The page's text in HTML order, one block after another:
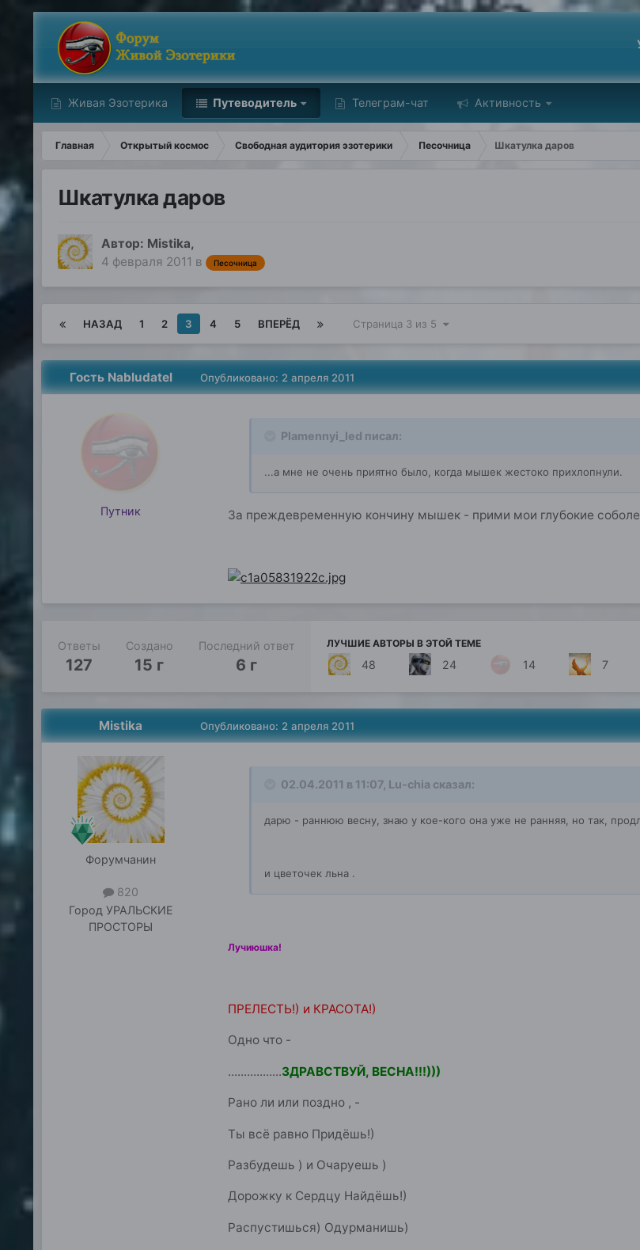
Живая Эзотерика Путеводитель Телеграм-чат Активность
Главная Открытый космос Свободная аудитория эзотерики Песочница Шкатулка даров
Шкатулка даров
Автор: Mistika,
4 февраля 2011 в Песочница
НАЗАД 1 2 3 4 5 ВПЕРЁД Страница 3 из 5
Гость Nabludatel
Путник
Опубликовано: 2 апреля 2011
Plamennyi_led писал:
...а мне не очень приятно было, когда мышек жестоко прихлопнули.
За преждевременную кончину мышек - прими мои глубокие
Ответы
127
Создано
15 г
Последний ответ
6 г
ЛУЧШИЕ АВТОРЫ В ЭТОЙ ТЕМЕ
48 24 14 7
Mistika
Форумчанин
820
Город УРАЛЬСКИЕ
ПРОСТОРЫ
Опубликовано: 2 апреля 2011
02.04.2011 в 11:07, Lu-chia сказал:
дарю - раннюю весну, знаю у кое-кого она уже не ранняя, но так,
и цветочек льна .
Лучиюшка!
ПРЕЛЕСТЬ!) и КРАСОТА!)
Одно что -
.................ЗДРАВСТВУЙ, ВЕСНА!!!)))
Рано ли или поздно , -
Ты всё равно Придёшь!)
Разбудешь ) и Очаруешь )
Дорожку к Сердцу Найдёшь!)
Распустишься) Одурманишь)